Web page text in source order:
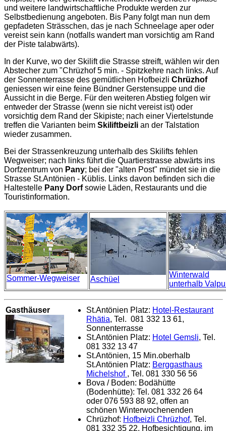
und weitere landwirtschaftliche Produkte werden zur
Selbstbedienung angeboten. Bis Pany folgt man nun dem
gepfadeten Strässchen, das je nach Schneelage aper oder
vereist sein kann (notfalls wandert man vorsichtig am Rand
der Piste talabwärts).
In der Kurve, wo der Skilift die Strasse streift, wählen wir den
Abstecher zum "Chrüzhof 5 min. - Spitzkehre nach links. Auf
der Sonnenterrasse des gemütlichen Hofbeizli Chrüzhof
geniessen wir eine feine Bündner Gerstensuppe und die
Aussicht in die Berge. Für den weiteren Abstieg folgen wir
entweder der Strasse (wenn sie nicht vereist ist) oder
vorsichtig dem Rand der Skipiste; nach einer Viertelstunde
treffen die Varianten beim Skiliftbeizli an der Talstation
wieder zusammen.
Bei der Strassenkreuzung unterhalb des Skilifts fehlen
Wegweiser; nach links führt die Quartierstrasse abwärts ins
Dorfzentrum von Pany; bei der "alten Post" mündet sie in die
Strasse St.Antönien - Küblis. Links davon befinden sich die
Haltestelle Pany Dorfsowie Läden, Restaurants und die
Touristinformation.
Sommer-Wegweiser Aschüel
Winterwald
unterhalb
Gasthäuser St.Antönien Platz: Hotel-Restaurant
Rhätia, Tel. 081 332 13 61,
Sonnenterrasse
St.Antönien Platz: Hotel Gemsli, Tel.
081 332 13 47
St.Antönien, 15 Min.oberhalb
St.Antönien Platz: Berggasthaus
Michelshof , Tel. 081 330 56 56
Bova / Boden: Bodähütte
(Bodenhütte): Tel. 081 332 26 64
oder 076 593 88 92, offen an
schönen Winterwochenenden
Chrüzhof: Hofbeizli Chrüzhof, Tel.
081 332 35 22, Hofbesichtigung, im